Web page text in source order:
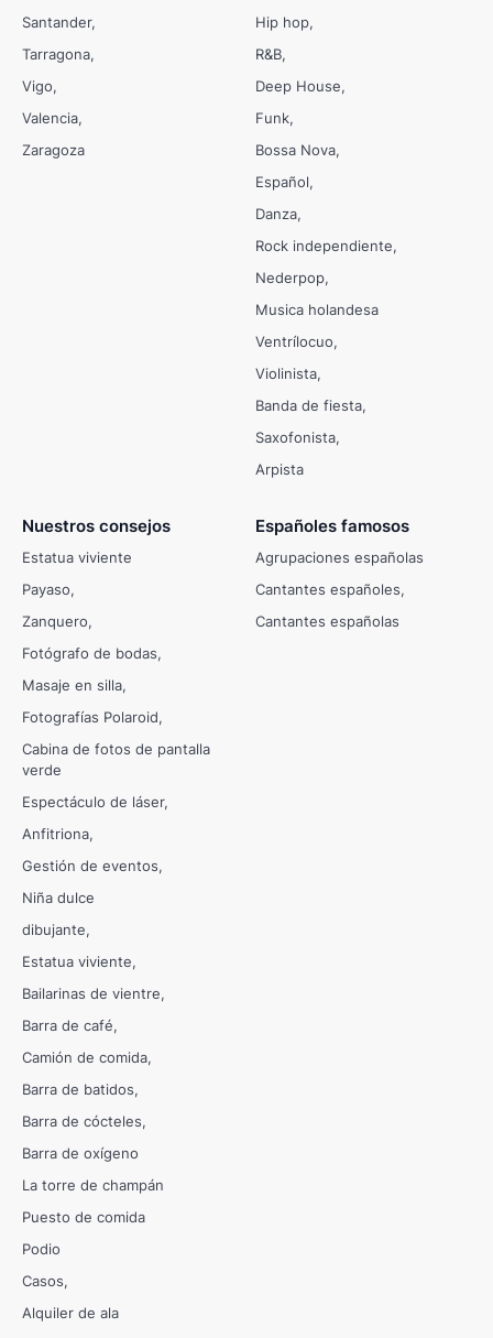
Santander
Tarragona
Vigo
Valencia
Zaragoza
Hip hop
R&B
Deep House
Funk
Bossa Nova
Español
Danza
Rock independiente
Nederpop
Musica holandesa
Ventrílocuo
Violinista
Banda de fiesta
Saxofonista
Arpista
Nuestros consejos
Estatua viviente
Payaso
Zanquero
Fotógrafo de bodas
Masaje en silla
Fotografías Polaroid
Cabina de fotos de pantalla
verde
Espectáculo de láser
Anfitriona
Gestión de eventos
Niña dulce
dibujante
Estatua viviente
Bailarinas de vientre
Barra de café
Camión de comida
Barra de batidos
Barra de cócteles
Barra de oxígeno
La torre de champán
Puesto de comida
Podio
Casos
Alquiler de ala
Españoles famosos
Agrupaciones españolas
Cantantes españoles
Cantantes españolas